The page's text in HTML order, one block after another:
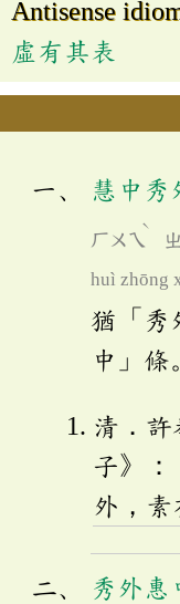
Antisense
虛有其表
慧中秀
ㄏㄨㄟ
ˋ
huì zhōng
猶「秀
中」條
清．
子》：
外，素
秀外惠